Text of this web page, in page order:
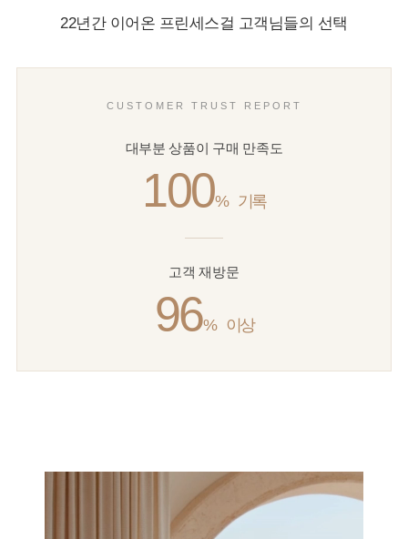
22년간 이어온 프린세스걸 고객님들의 선택
CUSTOMER TRUST REPORT
대부분 상품이 구매 만족도
100% 기록
고객 재방문
96% 이상